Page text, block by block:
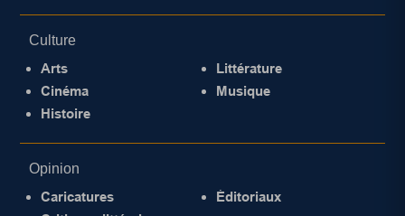
Culture
Arts
Cinéma
Histoire
Littérature
Musique
Opinion
Caricatures
Éditoriaux